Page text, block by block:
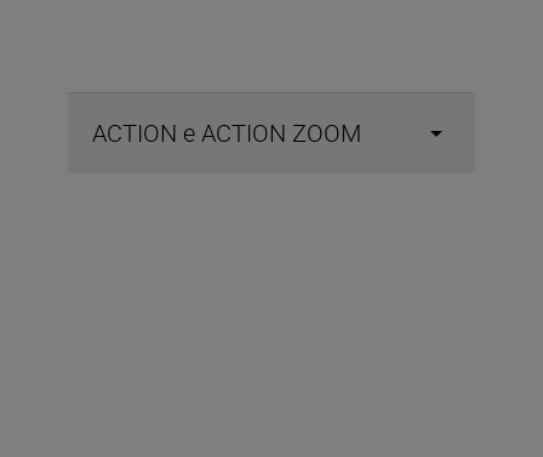
ACTION e ACTION ZOOM